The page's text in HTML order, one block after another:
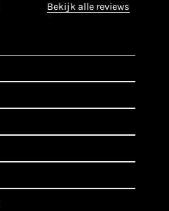
bekijk alle reviews